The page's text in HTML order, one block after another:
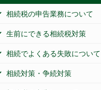
相続税の申告業務について
生前にできる相続税対策
相続でよくある失敗について
相続対策・争続対策